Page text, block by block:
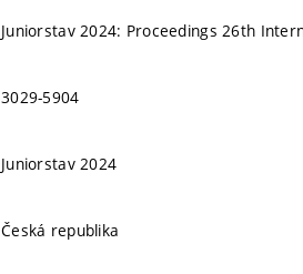
Juniorstav 2024: Proceedings 26th
3029-5904
Juniorstav 2024
Česká republika